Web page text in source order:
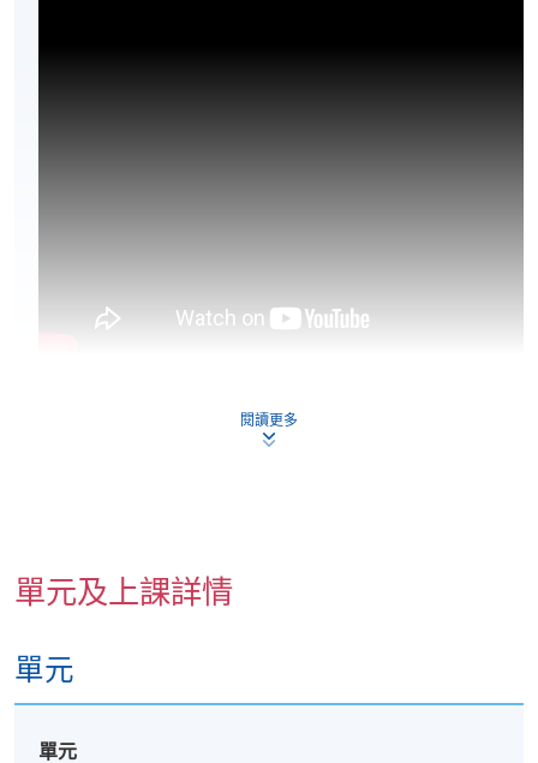
閱讀更多
單元及上課詳情
單元
單元